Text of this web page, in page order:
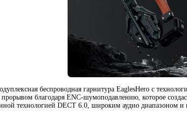
беспроводная гарнитура EaglesHero с
благодаря ENC-шумоподавлению , которое
технологией DECT 6.0 широким аудио диапазоном и